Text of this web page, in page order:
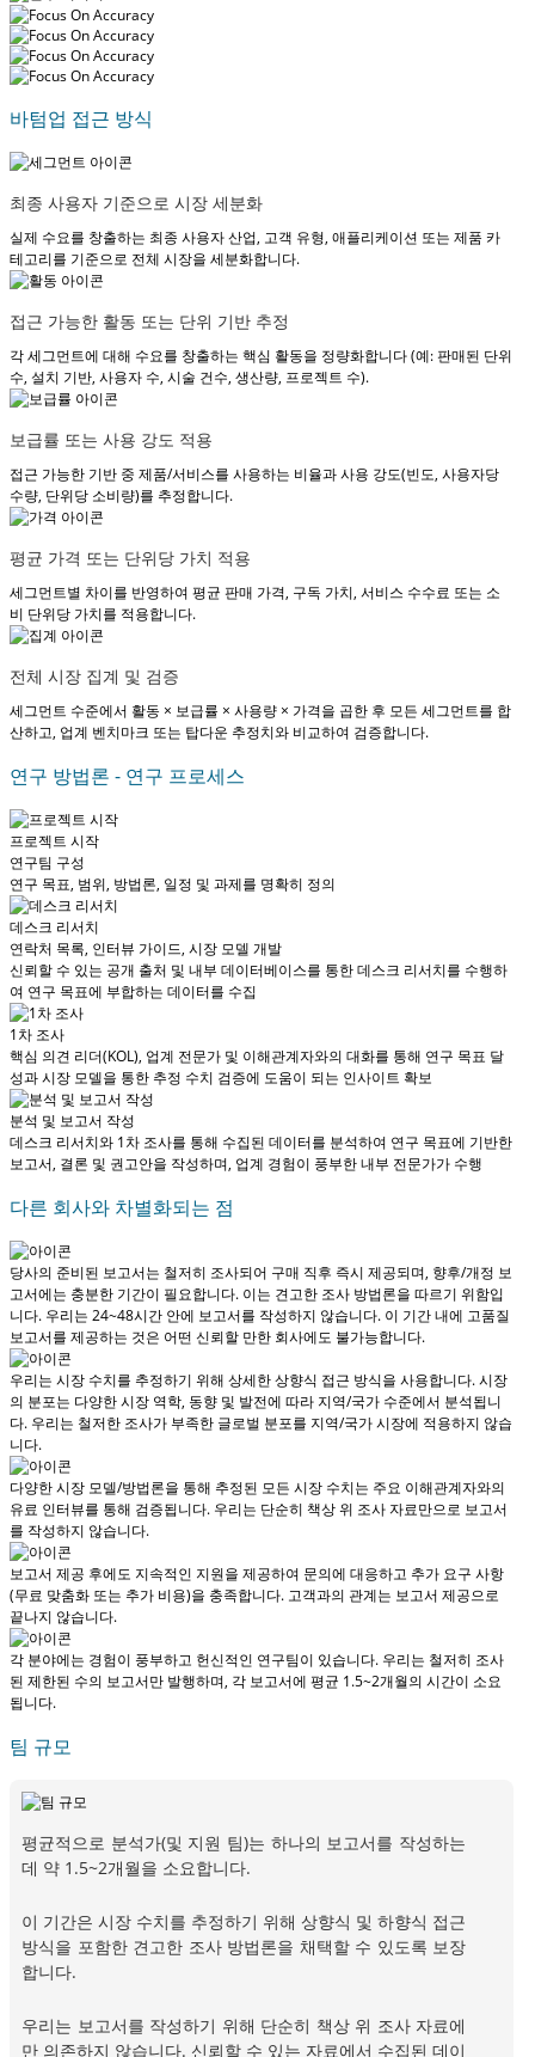
바텀업 접근 방식
최종 사용자 기준으로 시장 세분화
실제 수요를 창출하는 최종 사용자 산업, 고객 유형, 애플리케이션 또는 제품 카
테고리를 기준으로 전체 시장을 세분화합니다.
접근 가능한 활동 또는 단위 기반 추정
각 세그먼트에 대해 수요를 창출하는 핵심 활동을 정량화합니다 (예: 판매된 단위
수, 설치 기반, 사용자 수, 시술 건수, 생산량, 프로젝트 수).
보급률 또는 사용 강도 적용
접근 가능한 기반 중 제품/서비스를 사용하는 비율과 사용 강도(빈도, 사용자당
수량, 단위당 소비량)를 추정합니다.
평균 가격 또는 단위당 가치 적용
세그먼트별 차이를 반영하여 평균 판매 가격, 구독 가치, 서비스 수수료 또는 소
비 단위당 가치를 적용합니다.
전체 시장 집계 및 검증
세그먼트 수준에서 활동 × 보급률 × 사용량 × 가격을 곱한 후 모든 세그먼트를 합
산하고, 업계 벤치마크 또는 탑다운 추정치와 비교하여 검증합니다.
연구 방법론 - 연구 프로세스
프로젝트 시작
연구팀 구성
연구 목표, 범위, 방법론, 일정 및 과제를 명확히 정의
데스크 리서치
연락처 목록, 인터뷰 가이드, 시장 모델 개발
신뢰할 수 있는 공개 출처 및 내부 데이터베이스를 통한 데스크 리서치를 수행하
여 연구 목표에 부합하는 데이터를 수집
1차 조사
핵심 의견 리더(KOL), 업계 전문가 및 이해관계자와의 대화를 통해 연구 목표 달
성과 시장 모델을 통한 추정 수치 검증에 도움이 되는 인사이트 확보
분석 및 보고서 작성
데스크 리서치와 1차 조사를 통해 수집된 데이터를 분석하여 연구 목표에 기반한
보고서, 결론 및 권고안을 작성하며, 업계 경험이 풍부한 내부 전문가가 수행
다른 회사와 차별화되는 점
당사의 준비된 보고서는 철저히 조사되어 구매 직후 즉시 제공되며, 향후/개정 보
고서에는 충분한 기간이 필요합니다. 이는 견고한 조사 방법론을 따르기 위함입
니다. 우리는 24~48시간 안에 보고서를 작성하지 않습니다. 이 기간 내에 고품질
보고서를 제공하는 것은 어떤 신뢰할 만한 회사에도 불가능합니다.
우리는 시장 수치를 추정하기 위해 상세한 상향식 접근 방식을 사용합니다. 시장
의 분포는 다양한 시장 역학, 동향 및 발전에 따라 지역/국가 수준에서 분석됩니
다. 우리는 철저한 조사가 부족한 글로벌 분포를 지역/국가 시장에 적용하지 않습
니다.
다양한 시장 모델/방법론을 통해 추정된 모든 시장 수치는 주요 이해관계자와의
유료 인터뷰를 통해 검증됩니다. 우리는 단순히 책상 위 조사 자료만으로 보고서
를 작성하지 않습니다.
보고서 제공 후에도 지속적인 지원을 제공하여 문의에 대응하고 추가 요구 사항
(무료 맞춤화 또는 추가 비용)을 충족합니다. 고객과의 관계는 보고서 제공으로
끝나지 않습니다.
각 분야에는 경험이 풍부하고 헌신적인 연구팀이 있습니다. 우리는 철저히 조사
된 제한된 수의 보고서만 발행하며, 각 보고서에 평균 1.5~2개월의 시간이 소요
됩니다.
팀 규모
평균적으로 분석가(및 지원 팀)는 하나의 보고서를 작성하는
데 약 1.5~2개월을 소요합니다.
이 기간은 시장 수치를 추정하기 위해 상향식 및 하향식 접근
방식을 포함한 견고한 조사 방법론을 채택할 수 있도록 보장
합니다.
우리는 보고서를 작성하기 위해 단순히 책상 위 조사 자료에
만 의존하지 않습니다. 신뢰할 수 있는 자료에서 수집된 데이